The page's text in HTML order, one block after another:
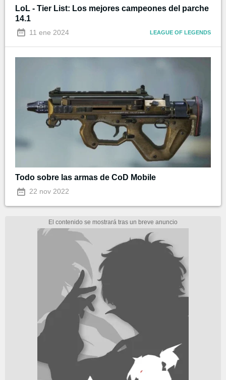
LoL - Tier List: Los mejores campeones del parche
14.1
11 ene 2024 LEAGUE OF LEGENDS
Todo sobre las armas de CoD Mobile
22 nov 2022